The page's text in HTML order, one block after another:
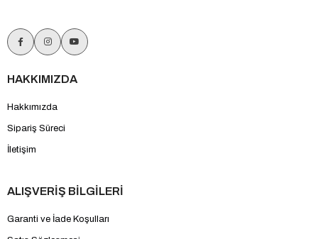
HAKKIMIZDA
Hakkımızda
Sipariş Süreci
İletişim
ALIŞVERİŞ BİLGİLERİ
Garanti ve İade Koşulları